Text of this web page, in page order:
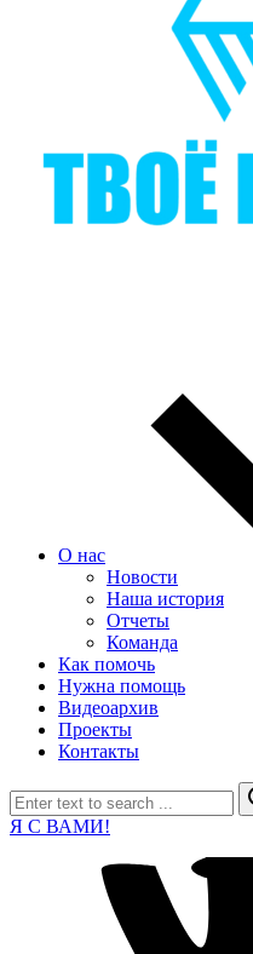
О нас
Новости
Наша история
Отчеты
Команда
Как помочь
Нужна помощь
Видеоархив
Проекты
Контакты
Search
Я С ВАМИ!